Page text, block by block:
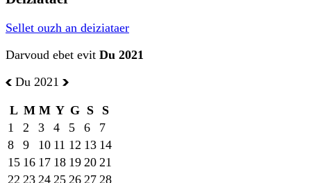
Sellet ouzh an deiziataer
Darvoud ebet evit Du 2021
Du 2021
L M M Y G S
S
1
2 3 4 5 6
7
8
9 10 11 12 13 14
15 16 17 18 19 20 21
22 23 24 25 26 27 28